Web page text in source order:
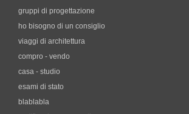
gruppi di progettazione
ho bisogno di un consiglio
viaggi di architettura
compro - vendo
casa - studio
esami di stato
blablabla